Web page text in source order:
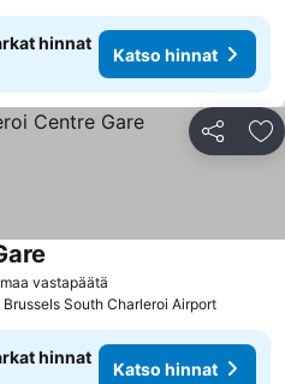
hinnat
Katso hinnat
Jaa
vastapäätä
South Charleroi Airport
hinnat
Katso hinnat